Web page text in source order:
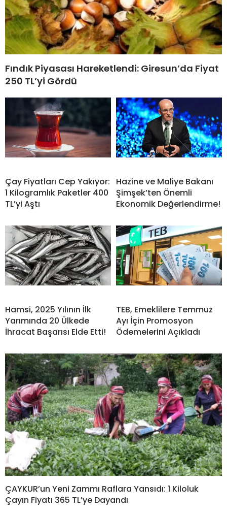
Fındık Piyasası Hareketlendi: Giresun’da Fiyat
250 TL’yi Gördü
Çay Fiyatları Cep Yakıyor:
1 Kilogramlık Paketler 400
TL’yi Aştı
Hazine ve Maliye Bakanı
Şimşek’ten Önemli
Ekonomik Değerlendirme!
Hamsi, 2025 Yılının İlk
Yarımında 20 Ülkede
İhracat Başarısı Elde Etti!
TEB, Emeklilere Temmuz
Ayı İçin Promosyon
Ödemelerini Açıkladı
ÇAYKUR’un Yeni Zammı Raflara Yansıdı: 1 Kiloluk
Çayın Fiyatı 365 TL’ye Dayandı